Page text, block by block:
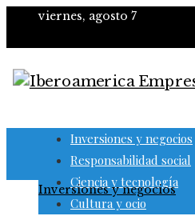
viernes, agosto 7
Inversiones y negocios
Responsabilidad social
Ciencia y tecnología
Cultura y ocio
Inversiones y negocios